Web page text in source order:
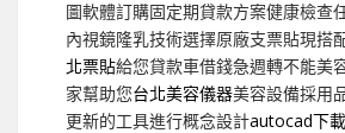
圖軟體訂購固定期貸款方案健康檢查
內視鏡隆乳技術選擇原廠支票貼現搭
北票貼給您貸款車借錢急週轉不能美
家幫助您台北美容儀器美容設備採用
更新的工具進行概念設計autocad下載